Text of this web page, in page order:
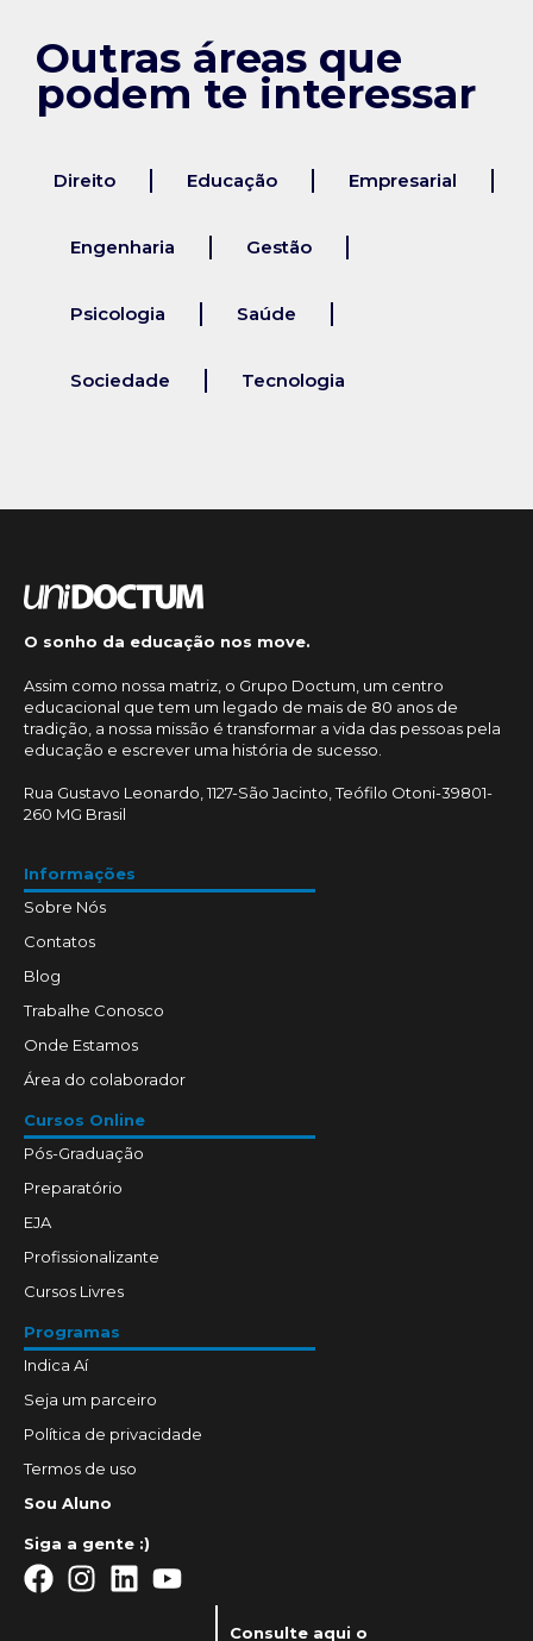
Outras áreas que
podem te interessar
Direito Educação Empresarial
Engenharia Gestão
Psicologia Saúde
Sociedade Tecnologia
O sonho da educação nos move.
Assim como nossa matriz, o Grupo Doctum, um centro
educacional que tem um legado de mais de 80 anos de
tradição, a nossa missão é transformar a vida das pessoas pela
educação e escrever uma história de sucesso.
Rua Gustavo Leonardo, 1127-São Jacinto, Teófilo Otoni-39801-
260 MG Brasil
Informações
Sobre Nós
Contatos
Blog
Trabalhe Conosco
Onde Estamos
Área do colaborador
Cursos Online
Pós-Graduação
Preparatório
EJA
Profissionalizante
Cursos Livres
Programas
Indica Aí
Seja um parceiro
Política de privacidade
Termos de uso
Sou Aluno
Siga a gente :)
Consulte aqui o